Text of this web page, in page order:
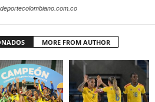
MORE FROM AUTHOR